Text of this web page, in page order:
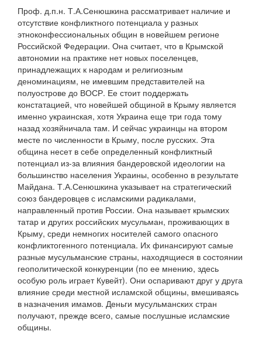
Проф. д.п.н. Т.А.Сенюшкина рассматривает наличие и
отсутствие конфликтного потенциала у разных
этноконфессиональных общин в новейшем регионе
Российской Федерации. Она считает, что в Крымской
автономии на практике нет новых поселенцев,
принадлежащих к народам и религиозным
деноминациям, не имевшим представителей на
полуострове до ВОСР. Ее стоит поддержать
констатацией, что новейшей общиной в Крыму является
именно украинская, хотя Украина еще три года тому
назад хозяйничала там. И сейчас украинцы на втором
месте по численности в Крыму, после русских. Эта
община несет в себе определенный конфликтный
потенциал из-за влияния бандеровской идеологии на
большинство населения Украины, особенно в результате
Майдана. Т.А.Сенюшкина указывает на стратегический
союз бандеровцев с исламскими радикалами,
направленный против России. Она называет крымских
татар и других российских мусульман, проживающих в
Крыму, среди немногих носителей самого опасного
конфликтогенного потенциала. Их финансируют самые
разные мусульманские страны, находящиеся в состоянии
геополитической конкуренции (по ее мнению, здесь
особую роль играет Кувейт). Они оспаривают друг у друга
влияние среди местной исламской общины, вмешиваясь
в назначения имамов. Деньги мусульманских стран
получают, прежде всего, самые послушные исламские
общины.